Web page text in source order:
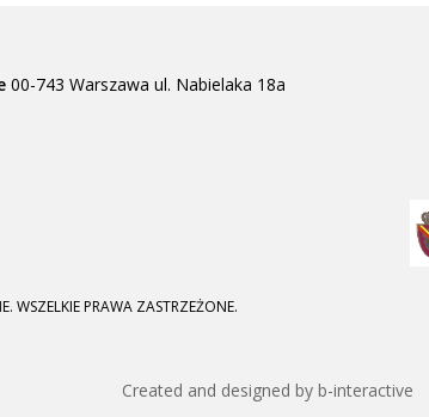
00-743 Warszawa ul. Nabielaka 18a
WSZELKIE PRAWA ZASTRZEŻONE.
Created and designed by b-interactive